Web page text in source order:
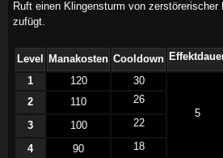
Ruft einen Klingensturm von
zufügt.
Level Manakosten Cooldown
1
120 30
5
2
110 26
3 100 22
4 90 18